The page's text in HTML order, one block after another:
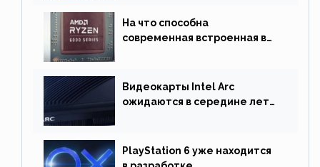
На что способна
современная встроенная в
Видеокарты Intel Arc
ожидаются в середине лета.
PlayStation 6 уже находится